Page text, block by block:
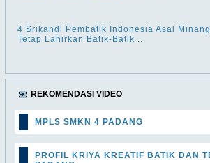
4 Srikandi Pembatik Indonesia Asal
Tetap Lahirkan Batik-Batik ...
REKOMENDASI VIDEO
MPLS SMKN 4 PADANG
PROFIL KRIYA KREATIF BATIK DAN